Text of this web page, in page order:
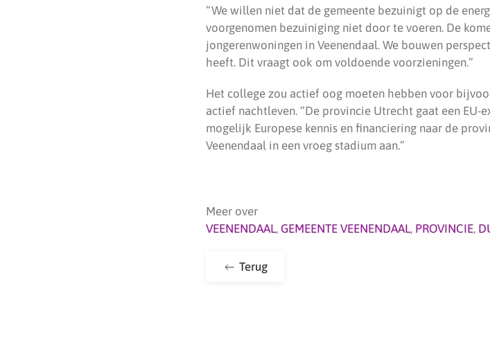
“We willen niet dat de gemeente bezuinigt op de
voorgenomen bezuiniging niet door te voeren. De
jongerenwoningen in Veenendaal. We bouwen
heeft. Dit vraagt ook om voldoende voorzieningen.”
Het college zou actief oog moeten hebben voor
actief nachtleven. “De provincie Utrecht gaat een
mogelijk Europese kennis en financiering naar de
Veenendaal in een vroeg stadium aan.”
Meer over
VEENENDAAL, GEMEENTE VEENENDAAL, PROVINCIE,
Terug